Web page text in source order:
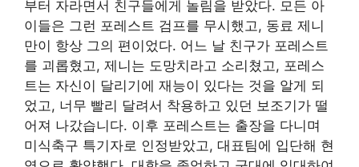
부터 자라면서 친구들에게 놀림을 받았다. 모든 아
이들은 그런 포레스트 검프를 무시했고, 동료 제니
만이 항상 그의 편이었다. 어느 날 친구가 포레스트
를 괴롭혔고, 제니는 도망치라고 소리쳤고, 포레스
트는 자신이 달리기에 재능이 있다는 것을 알게 되
었고, 너무 빨리 달려서 착용하고 있던 보조기가 떨
어져 나갔습니다. 이후 포레스트는 출장을 다니며
미식축구 특기자로 인정받았고, 대표팀에 입단해 현